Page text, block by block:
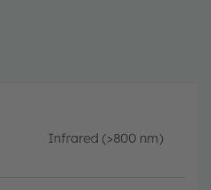
Infrared (>800 nm)